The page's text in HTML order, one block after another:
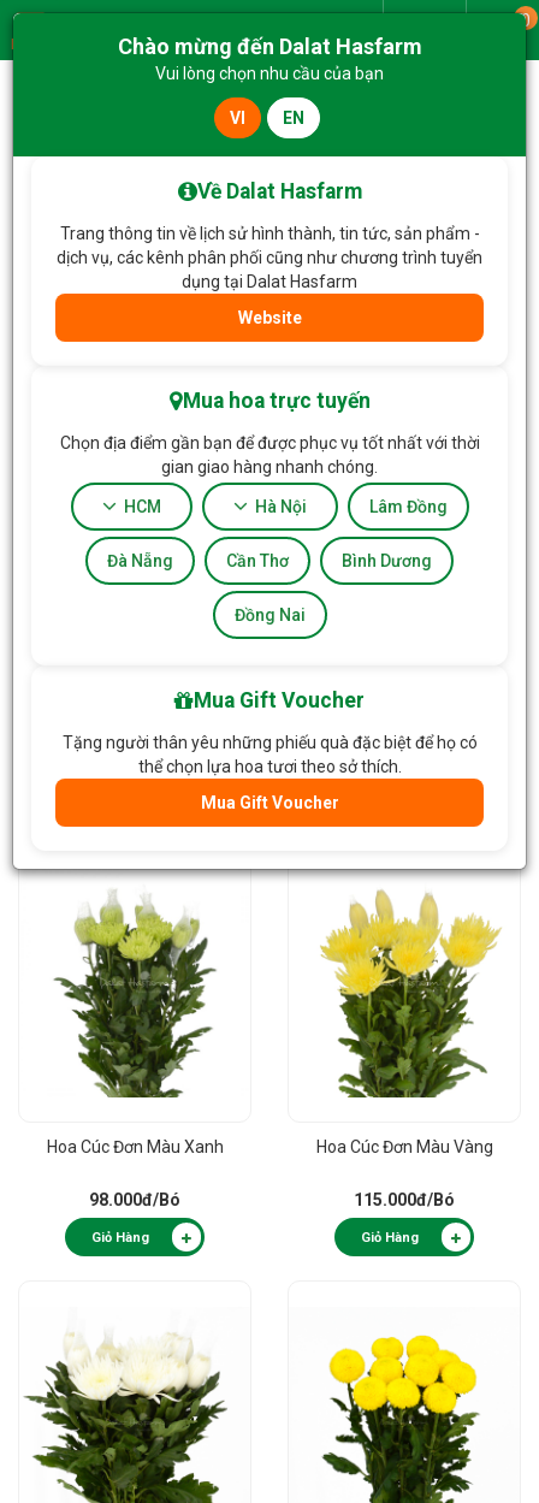
Menu
0
Trang chủ Hoa Cúng
Hoa Lily Kép Màu Hồng 4F+
219.000đ/Bó
Hoa Cúc Đơn Màu Hồng
98.000đ
Hoa Cúc Đơn Màu Xanh
98.000đ/Bó
Giỏ Hàng
Hoa Cúc Đơn Màu Vàng
115.000đ/Bó
Giỏ Hàng
Chào mừng đến Dalat Hasfarm
Vui lòng chọn nhu cầu của bạn
VI EN
Về Dalat Hasfarm
Trang thông tin về lịch sử hình thành, tin tức, sản phẩm -
dịch vụ, các kênh phân phối cũng như chương trình tuyển
dụng tại Dalat Hasfarm
Website
Mua hoa trực tuyến
Chọn địa điểm gần bạn để được phục vụ tốt nhất với thời
gian giao hàng nhanh chóng.
HCM Hà Nội Lâm Đồng
Đà Nẵng Cần Thơ Bình Dương
Đồng Nai
Mua Gift Voucher
Tặng người thân yêu những phiếu quà đặc biệt để họ có
thể chọn lựa hoa tươi theo sở thích.
Mua Gift Voucher